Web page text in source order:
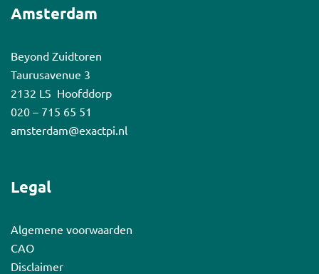
Amsterdam
Beyond Zuidtoren
Taurusavenue 3
2132 LS Hoofddorp
020 – 715 65 51
amsterdam@exactpi.nl
Legal
Algemene voorwaarden
CAO
Disclaimer